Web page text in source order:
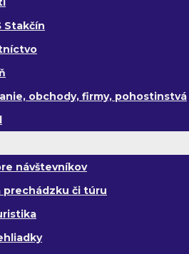
Stakčín
obchody, firmy, pohostinstvá
návštevníkov
prechádzku či túru